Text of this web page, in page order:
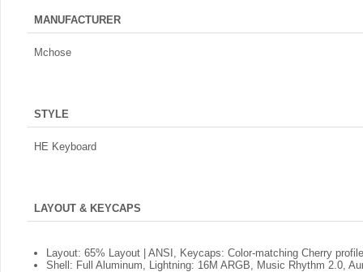
MANUFACTURER
Mchose
STYLE
HE Keyboard
LAYOUT & KEYCAPS
Layout: 65% Layout | ANSI, Keycaps: Color-matching Cherry profile
Shell: Full Aluminum, Lightning: 16M ARGB, Music Rhythm 2.0,